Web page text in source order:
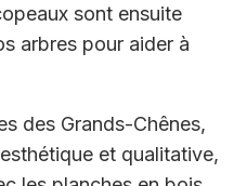
sont ensuite
arbres pour aider à
des Grands-Chênes,
et qualitative,